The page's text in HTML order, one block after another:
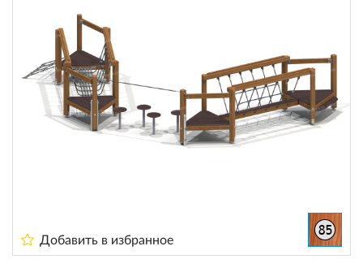
Добавить в избранное